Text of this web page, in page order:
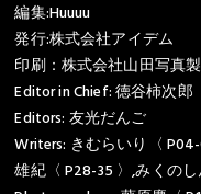
編集:Huuuu
発行:株式会社アイデム
印刷：株式会社山田写真
Editor in Chief: 徳谷柿次郎
Editors: 友光だんご
Writers: きむらいり〈
雄紀〈 P28-35 〉,みくのし